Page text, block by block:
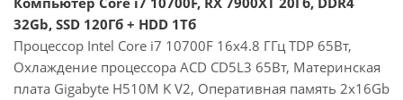
32Gb, SSD 120Гб + HDD 1Тб
Процессор Intel Core i7 10700F 16x4.8 ГГц TDP 65Вт,
Охлаждение процессора ACD CD5L3 65Вт, Материнская
плата Gigabyte H510M K V2, Оперативная память 2x16Gb